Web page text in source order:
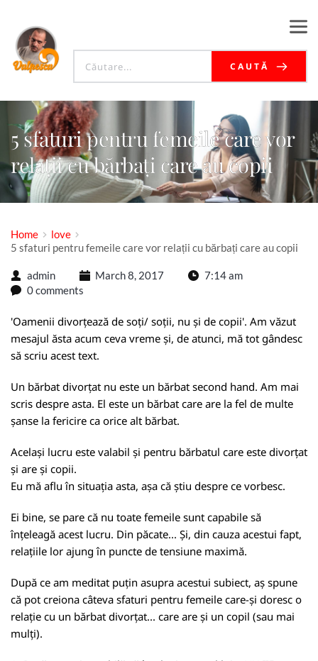
CAUTĂ
5 sfaturi pentru femeile care vor
relații cu bărbați care au copii
Home
love
5 sfaturi pentru femeile care vor relații cu bărbați care au copii
admin March 8, 2017
7:14 am
0 comments
'Oamenii divorțează de soți/ soții, nu și de copii'. Am văzut
mesajul ăsta acum ceva vreme și, de atunci, mă tot gândesc
să scriu acest text.
Un bărbat divorțat nu este un bărbat second hand. Am mai
scris despre asta. El este un bărbat care are la fel de multe
șanse la fericire ca orice alt bărbat.
Același lucru este valabil și pentru bărbatul care este divorțat
și are și copii.
Eu mă aflu în situația asta, așa că știu despre ce vorbesc.
Ei bine, se pare că nu toate femeile sunt capabile să
înțeleagă acest lucru. Din păcate... Și, din cauza acestui fapt,
relațiile lor ajung în puncte de tensiune maximă.
După ce am meditat puțin asupra acestui subiect, aș spune
că pot creiona câteva sfaturi pentru femeile care-și doresc o
relație cu un bărbat divorțat... care are și un copil (sau mai
mulți).